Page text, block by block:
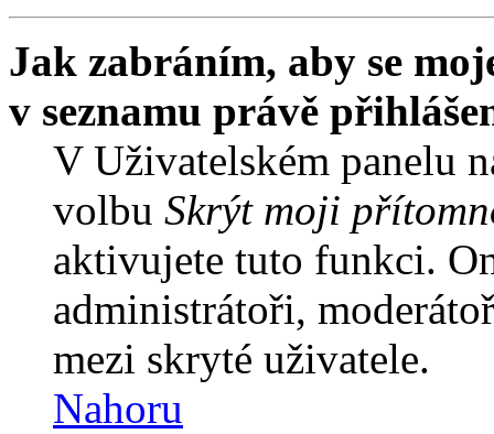
Jak zabráním, aby se
v seznamu právě
V Uživatelském panelu
volbu Skrýt moji
aktivujete tuto funkci.
administrátoři,
mezi skryté uživatele.
Nahoru